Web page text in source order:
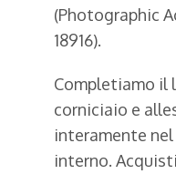
(Photographic
18916).
Completiamo il
corniciaio e
interamente
interno.